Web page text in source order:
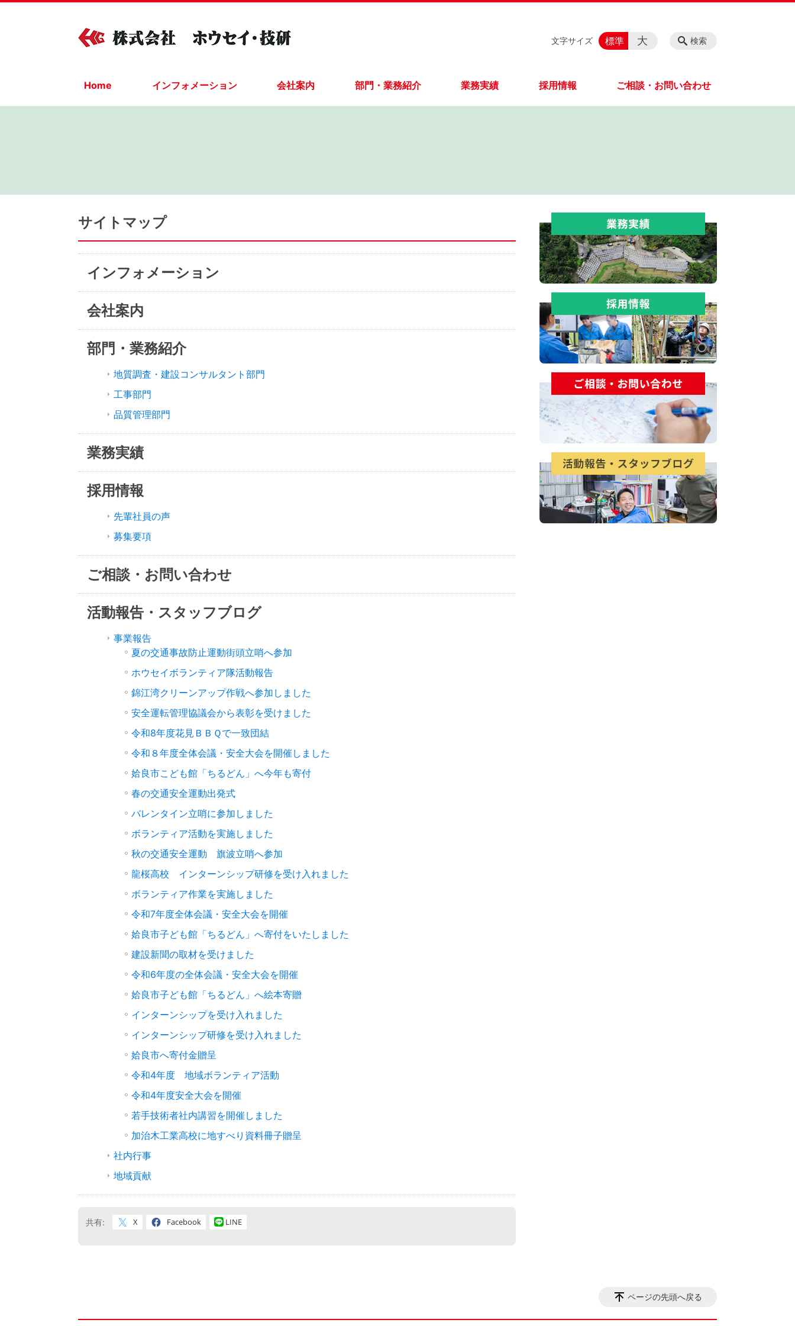
Home インフォメーション 会社案内 部門・業務紹介 業務実績 採用情報 ご相談・お問い合わせ
検索
文字サイズ 標準 大
サイトマップ
インフォメーション
会社案内
部門・業務紹介
地質調査・建設コンサルタント部門
工事部門
品質管理部門
業務実績
採用情報
先輩社員の声
募集要項
ご相談・お問い合わせ
活動報告・スタッフブログ
事業報告
夏の交通事故防止運動街頭立哨へ参加
ホウセイボランティア隊活動報告
錦江湾クリーンアップ作戦へ参加しました
安全運転管理協議会から表彰を受けました
令和8年度花見ＢＢＱで一致団結
令和８年度全体会議・安全大会を開催しました
姶良市こども館「ちるどん」へ今年も寄付
春の交通安全運動出発式
バレンタイン立哨に参加しました
ボランティア活動を実施しました
秋の交通安全運動 旗波立哨へ参加
龍桜高校 インターンシップ研修を受け入れました
ボランティア作業を実施しました
令和7年度全体会議・安全大会を開催
姶良市子ども館「ちるどん」へ寄付をいたしました
建設新聞の取材を受けました
令和6年度の全体会議・安全大会を開催
姶良市子ども館「ちるどん」へ絵本寄贈
インターンシップを受け入れました
インターンシップ研修を受け入れました
姶良市へ寄付金贈呈
令和4年度 地域ボランティア活動
令和4年度安全大会を開催
若手技術者社内講習を開催しました
加治木工業高校に地すべり資料冊子贈呈
社内行事
地域貢献
共有: X Facebook LINE
ページの先頭へ戻る